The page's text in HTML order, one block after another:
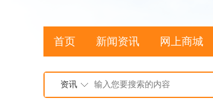
首页 新闻资讯 网上商城
资讯